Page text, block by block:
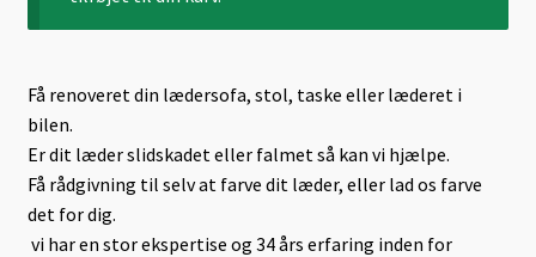
Kontakt
Lædermøbel-Farvning
Levering
Få renoveret din lædersofa, stol, taske eller læderet i
bilen.
Er dit læder slidskadet eller falmet så kan vi hjælpe.
Få rådgivning til selv at farve dit læder, eller lad os farve
det for dig.
vi har en stor ekspertise og 34 års erfaring inden for